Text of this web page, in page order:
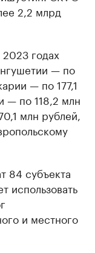
2,2 млрд
годах
— по
— по 177,1
— по 118,2 млн
млн рублей,
84 субъекта
использовать
и местного